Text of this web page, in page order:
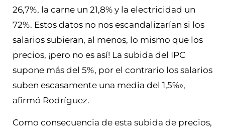
26,7%, la carne un 21,8% y la electricidad un
72%. Estos datos no nos escandalizarían si los
salarios subieran, al menos, lo mismo que los
precios, ¡pero no es así! La subida del IPC
supone más del 5%, por el contrario los salarios
suben escasamente una media del 1,5%»,
afirmó Rodríguez.
Como consecuencia de esta subida de precios,